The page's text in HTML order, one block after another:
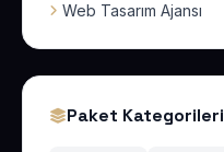
Web Tasarım Ajansı
Paket Kategorileri